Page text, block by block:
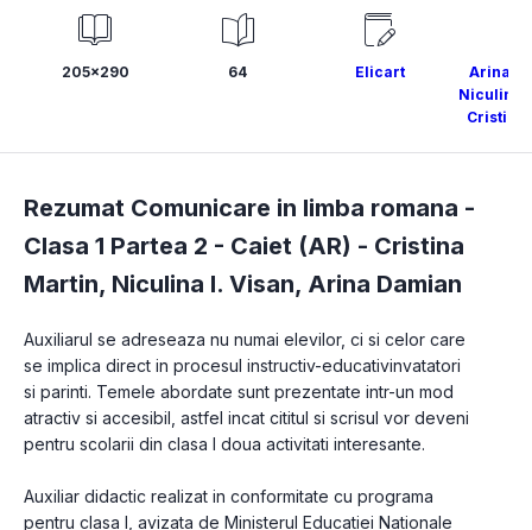
205x290 64 Elicart
Arina
Niculina
Cristina
Rezumat Comunicare in limba romana -
Clasa 1 Partea 2 - Caiet (AR) - Cristina
Martin, Niculina I. Visan, Arina Damian
Auxiliarul se adreseaza nu numai elevilor, ci si celor care
se implica direct in procesul instructiv-educativinvatatori
si parinti. Temele abordate sunt prezentate intr-un mod
atractiv si accesibil, astfel incat cititul si scrisul vor deveni
pentru scolarii din clasa I doua activitati interesante.
Auxiliar didactic realizat in conformitate cu programa
pentru clasa I, avizata de Ministerul Educatiei Nationale